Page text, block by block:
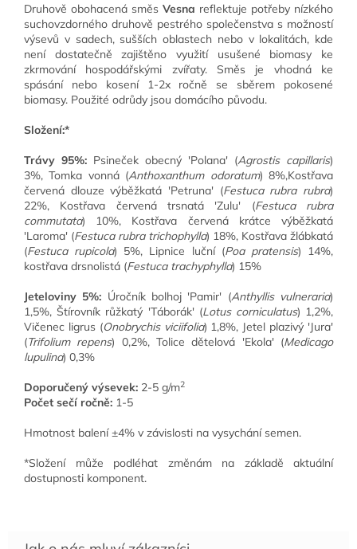
Druhově obohacená směs Vesna reflektuje potřeby nízkého
suchovzdorného druhově pestrého společenstva s možností
výsevů v sadech, sušších oblastech nebo v lokalitách, kde
není dostatečně zajištěno využití usušené biomasy ke
zkrmování hospodářskými zvířaty. Směs je vhodná ke
spásání nebo kosení 1-2x ročně se sběrem pokosené
biomasy. Použité odrůdy jsou domácího původu.
Složení:*
Trávy 95%: Psineček obecný 'Polana' (Agrostis capillaris)
3%, Tomka vonná (Anthoxanthum odoratum) 8%,Kostřava
červená dlouze výběžkatá 'Petruna' (Festuca rubra rubra)
22%, Kostřava červená trsnatá 'Zulu' (Festuca rubra
commutata) 10%, Kostřava červená krátce výběžkatá
'Laroma' (Festuca rubra trichophylla) 18%, Kostřava žlábkatá
(Festuca rupicola) 5%, Lipnice luční (Poa pratensis) 14%,
kostřava drsnolistá (Festuca trachyphylla) 15%
Jeteloviny 5%: Úročník bolhoj 'Pamir' (Anthyllis vulneraria)
1,5%, Štírovník růžkatý 'Táborák' (Lotus corniculatus) 1,2%,
Vičenec ligrus (Onobrychis viciifolia) 1,8%, Jetel plazivý 'Jura'
(Trifolium repens) 0,2%, Tolice dětelová 'Ekola' (Medicago
lupulina) 0,3%
Doporučený výsevek: 2-5 g/m2
Počet sečí ročně: 1-5
Hmotnost balení ±4% v závislosti na vysychání semen.
*Složení může podléhat změnám na základě aktuální
dostupnosti komponent.